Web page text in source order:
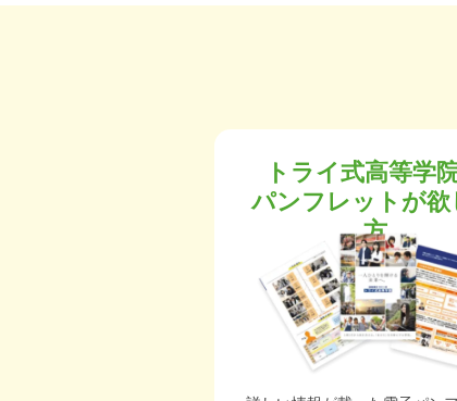
トライ式高等学
パンフレットが欲
方